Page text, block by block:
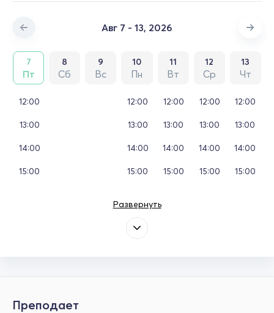
Авг 7 - 13, 2026
7
Пт
8
Сб
9
Вс
10
Пн
11
Вт
12
Ср
13
Чт
12:00
13:00
14:00
15:00
12:00
13:00
14:00
15:00
12:00
13:00
14:00
15:00
12:00
13:00
14:00
15:00
12:00
13:00
14:00
15:00
Развернуть
Преподает